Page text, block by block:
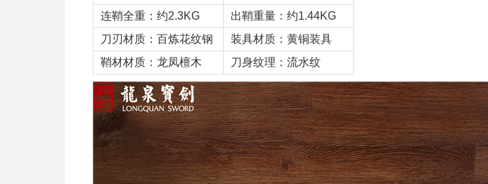
连鞘全重：约2.3KG
出鞘重量：约1.44KG
刀刃材质：百炼花纹钢
装具材质：黄铜装具
鞘材材质：龙凤檀木
刀身纹理：流水纹